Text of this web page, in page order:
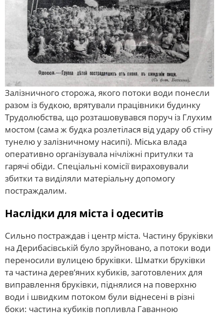
Залізничного сторожа, якого потоки води понесли
разом із будкою, врятували працівники будинку
Трудолюбства, що розташовувався поруч із Глухим
мостом (сама ж будка розлетілася від удару об стіну
тунелю у залізничному насипі). Міська влада
оперативно організувала нічліжні притулки та
гарячі обіди. Спеціальні комісії вираховували
збитки та виділяли матеріальну допомогу
постраждалим.
Наслідки для міста і одеситів
Сильно постраждав і центр міста. Частину бруківки
на Дерибасівській було зруйновано, а потоки води
переносили вулицею бруківки. Шматки бруківки
та частина дерев’яних кубиків, заготовлених для
виправлення бруківки, піднялися на поверхню
води і швидким потоком були віднесені в різні
боки: частина кубиків попливла Гаванною